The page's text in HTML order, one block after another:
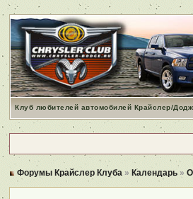
Клуб любителей автомобилей Крайслер/
Форумы Крайслер Клуба »Календарь »